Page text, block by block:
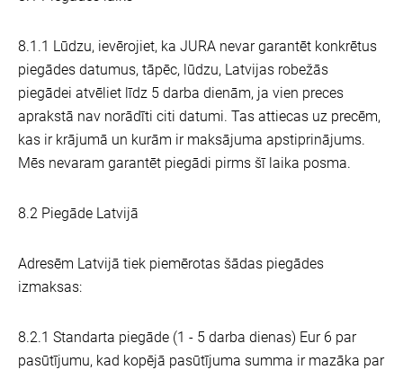
8.1.1 Lūdzu, ievērojiet, ka JURA nevar garantēt konkrētus
piegādes datumus, tāpēc, lūdzu, Latvijas robežās
piegādei atvēliet līdz 5 darba dienām, ja vien preces
aprakstā nav norādīti citi datumi. Tas attiecas uz precēm,
kas ir krājumā un kurām ir maksājuma apstiprinājums.
Mēs nevaram garantēt piegādi pirms šī laika posma.
8.2 Piegāde Latvijā
Adresēm Latvijā tiek piemērotas šādas piegādes
izmaksas:
8.2.1 Standarta piegāde (1 - 5 darba dienas) Eur 6 par
pasūtījumu, kad kopējā pasūtījuma summa ir mazāka par